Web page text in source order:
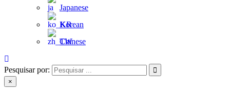
Japanese
Korean
Chinese
Pesquisar por:
×